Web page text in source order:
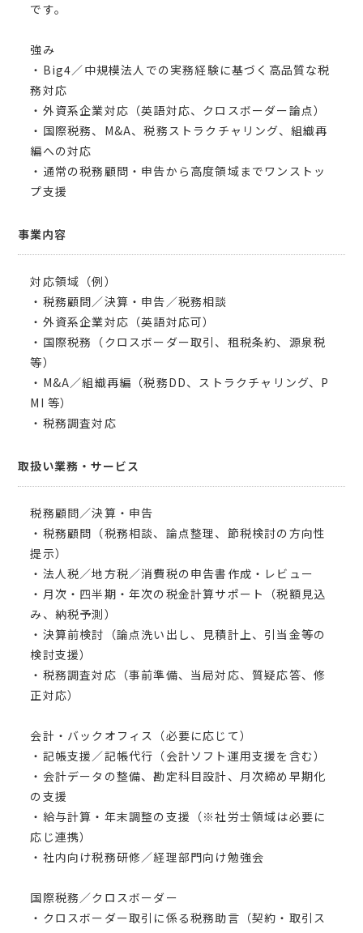
です。
強み
・Big4／中規模法人での実務経験に基づく高品質な税
務対応
・外資系企業対応（英語対応、クロスボーダー論点）
・国際税務、M&A、税務ストラクチャリング、組織再
編への対応
・通常の税務顧問・申告から高度領域までワンストッ
プ支援
事業内容
対応領域（例）
・税務顧問／決算・申告／税務相談
・外資系企業対応（英語対応可）
・国際税務（クロスボーダー取引、租税条約、源泉税
等）
・M&A／組織再編（税務DD、ストラクチャリング、P
MI 等）
・税務調査対応
取扱い業務・サービス
税務顧問／決算・申告
・税務顧問（税務相談、論点整理、節税検討の方向性
提示）
・法人税／地方税／消費税の申告書作成・レビュー
・月次・四半期・年次の税金計算サポート（税額見込
み、納税予測）
・決算前検討（論点洗い出し、見積計上、引当金等の
検討支援）
・税務調査対応（事前準備、当局対応、質疑応答、修
正対応）
会計・バックオフィス（必要に応じて）
・記帳支援／記帳代行（会計ソフト運用支援を含む）
・会計データの整備、勘定科目設計、月次締め早期化
の支援
・給与計算・年末調整の支援（※社労士領域は必要に
応じ連携）
・社内向け税務研修／経理部門向け勉強会
国際税務／クロスボーダー
・クロスボーダー取引に係る税務助言（契約・取引ス